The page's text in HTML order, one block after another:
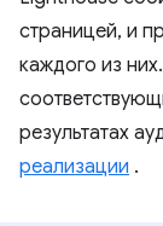
страницей, и
каждого из
результатах
реализации .